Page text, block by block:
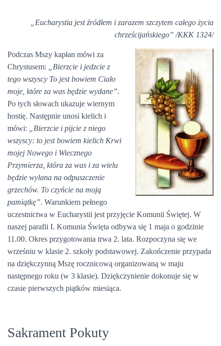
„Eucharystia jest źródłem i zarazem szczytem całego życia
chrześcijańskiego” /KKK 1324/
Podczas Mszy kapłan mówi za
Chrystusem:
„Bierzcie i jedzcie z
tego wszyscy To jest bowiem Ciało
moje, które za was będzie wydane”.
Po tych słowach ukazuje wiernym
hostię. Następnie unosi kielich i
mówi:
„Bierzcie i pijcie z niego
wszyscy: to jest bowiem kielich Krwi
mojej Nowego i Wiecznego
Przymierza, która za was i za wielu
będzie wylana na odpuszczenie
grzechów. To czyńcie na moją
pamiątkę”. Warunkiem pełnego
uczestnictwa w Eucharystii jest przyjęcie Komunii Świętej. W
naszej parafii I. Komunia Święta odbywa się 1 maja o godzinie
11.00. Okres przygotowania trwa 2. lata. Rozpoczyna się we
wrześniu w klasie 2. szkoły podstawowej. Zakończenie przypada
na dziękczynną Mszę rocznicową organizowaną w maju
następnego roku (w 3 klasie). Dziękczynienie dokonuje się w
czasie pierwszych piątków miesiąca.
Sakrament Pokuty